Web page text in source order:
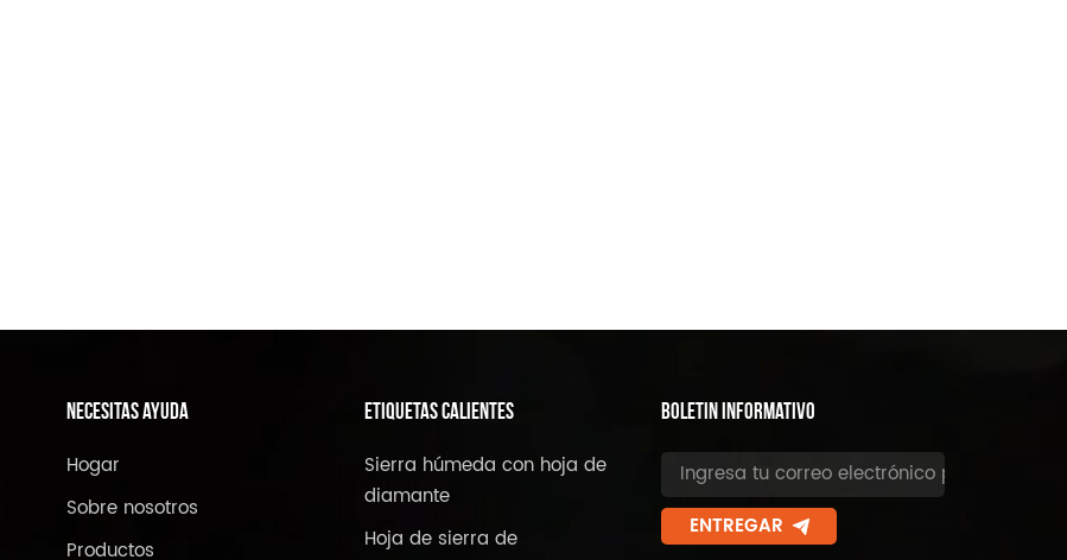
NECESITAS AYUDA
Hogar
Sobre nosotros
Productos
ETIQUETAS CALIENTES
Sierra húmeda con hoja de
diamante
Hoja de sierra de
BOLETIN INFORMATIVO
ENTREGAR